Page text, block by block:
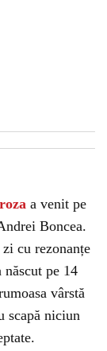
a venit pe
Boncea.
cu rezonanțe
pe 14
vârstă
scapă niciun